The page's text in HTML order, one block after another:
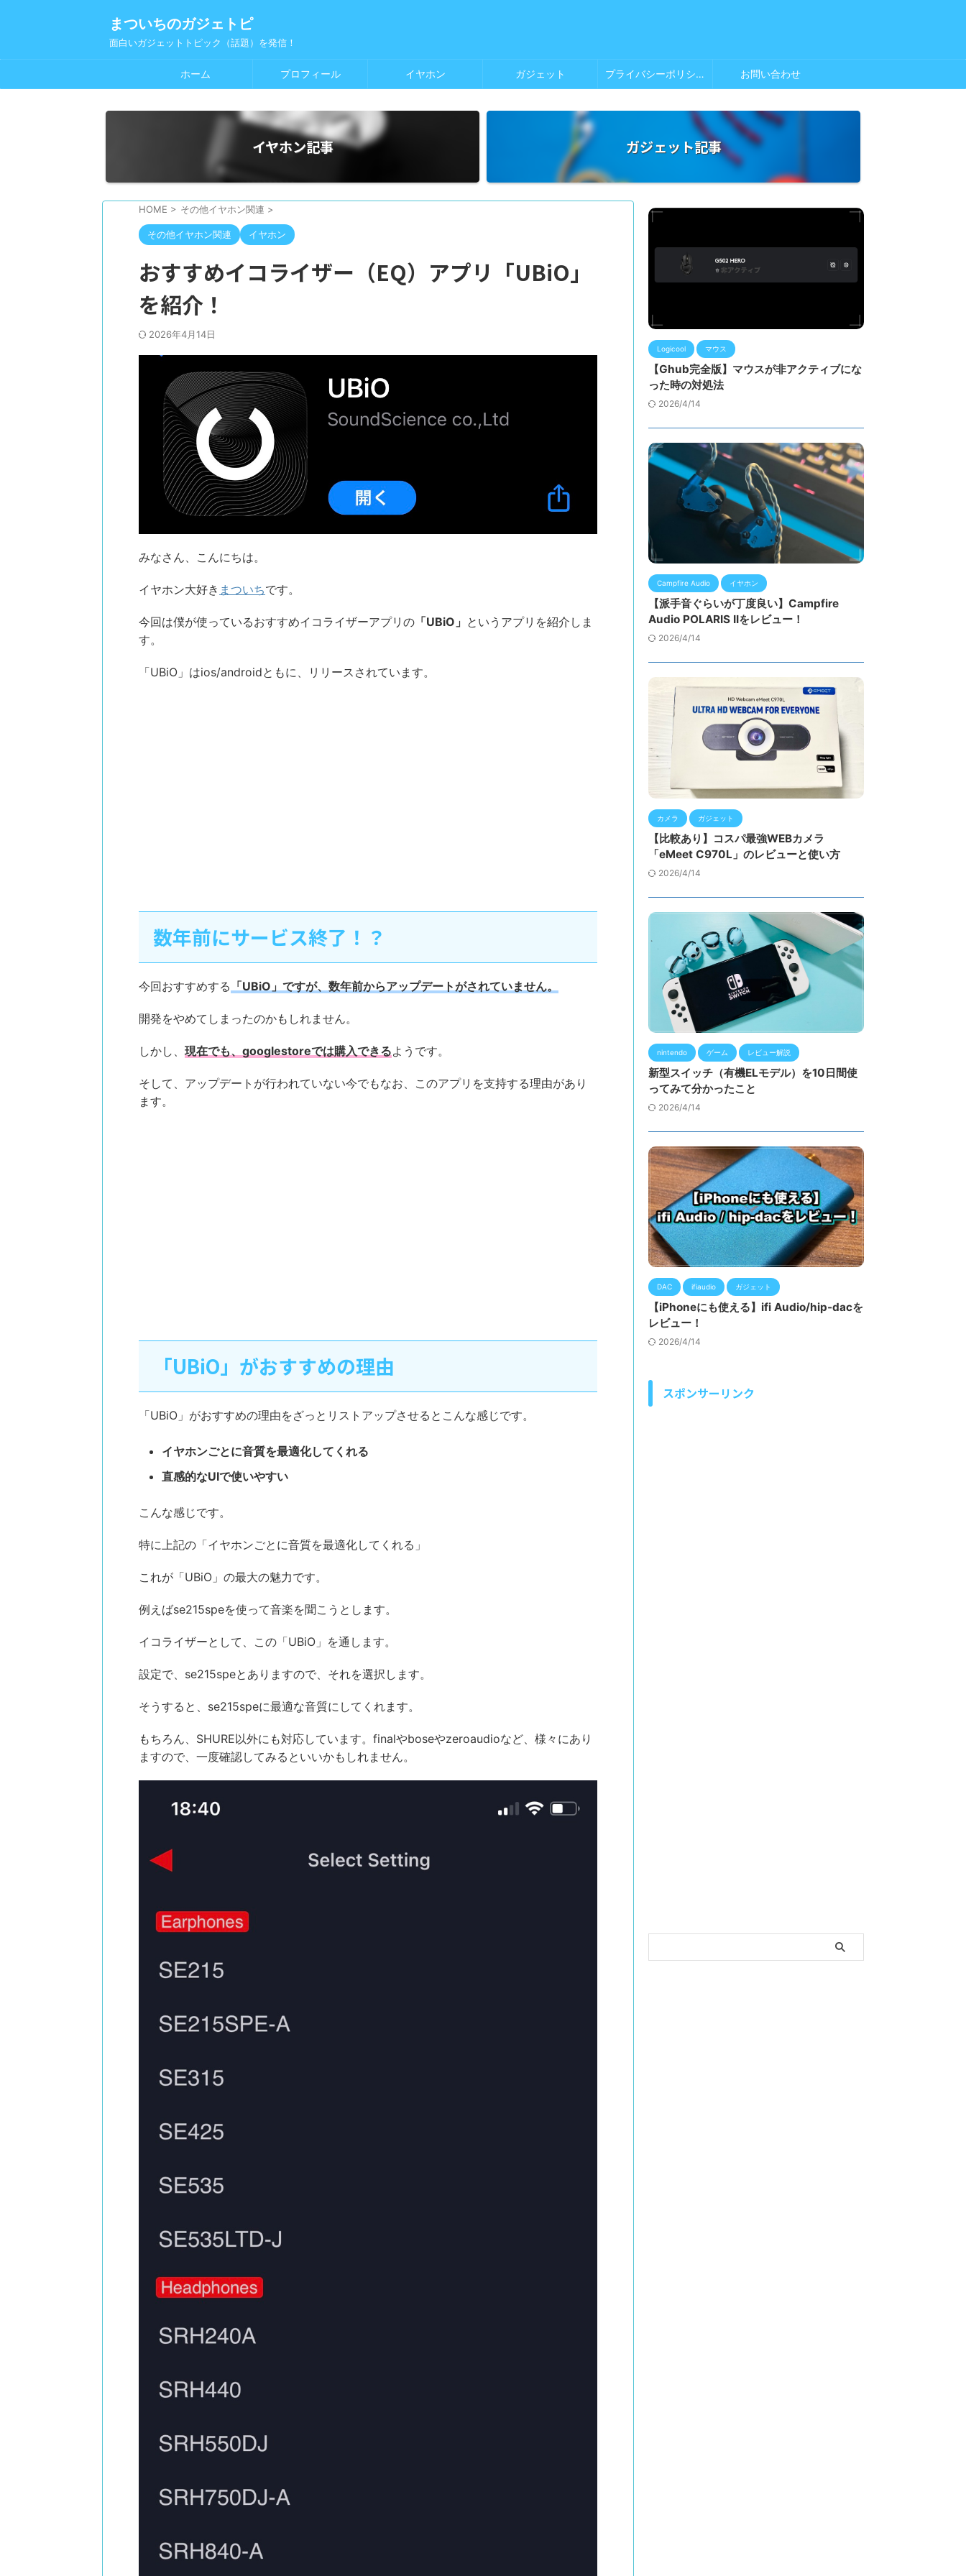
まついちのガジェトピ
面白いガジェットトピック（話題）を発信！
ホーム プロフィール イヤホン ガジェット プライバシーポリシー お問い合わせ
イヤホン記事 ガジェット記事
HOME > その他イヤホン関連 >
その他イヤホン関連 イヤホン
おすすめイコライザー（EQ）アプリ「UBiO」
を紹介！
2026年4月14日
みなさん、こんにちは。
イヤホン大好き まついちです。
今回は僕が使っているおすすめイコライザーアプリの 「UBiO」 というアプリを紹介しま
す。
「UBiO」はios/androidともに、リリースされています。
数年前にサービス終了！？
今回おすすめする 「UBiO」ですが、数年前からアップデートがされていません。
開発をやめてしまったのかもしれません。
しかし、 現在でも、googlestoreでは購入できるようです。
そして、アップデートが行われていない今でもなお、このアプリを支持する理由があり
ます。
「UBiO」がおすすめの理由
「UBiO」がおすすめの理由をざっとリストアップさせるとこんな感じです。
イヤホンごとに音質を最適化してくれる
直感的なUIで使いやすい
こんな感じです。
特に上記の「イヤホンごとに音質を最適化してくれる」
これが「UBiO」の最大の魅力です。
例えばse215speを使って音楽を聞こうとします。
イコライザーとして、この「UBiO」を通します。
設定で、se215speとありますので、それを選択します。
そうすると、se215speに最適な音質にしてくれます。
もちろん、SHURE以外にも対応しています。finalやboseやzeroaudioなど、様々にあり
ますので、一度確認してみるといいかもしれません。
Logicool マウス
【Ghub完全版】マウスが非アクティブにな
った時の対処法
2026/4/14
Campfire Audio イヤホン
【派手音ぐらいが丁度良い】Campfire
Audio POLARIS IIをレビュー！
2026/4/14
カメラ ガジェット
【比較あり】コスパ最強WEBカメラ
「eMeet C970L」のレビューと使い方
2026/4/14
nintendo ゲーム レビュー解説
新型スイッチ（有機ELモデル）を10日間使
ってみて分かったこと
2026/4/14
DAC ifiaudio ガジェット
【iPhoneにも使える】ifi Audio/hip-dacを
レビュー！
2026/4/14
スポンサーリンク